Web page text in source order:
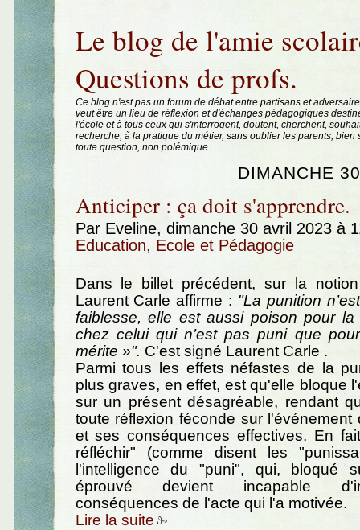
Le blog de l'amie
Questions de profs.
Ce blog n'est pas un forum de débat entre partisans et
veut être un lieu de réflexion et d'échanges pédagogiques
l'école et à tous ceux qui s'interrogent, doutent, cherchent,
recherche, à la pratique du métier, sans oublier les parents, bien
toute question, non polémique...
DIMANCHE
Anticiper : ça doit s'apprendre.
Par Eveline, dimanche 30 avril 2023 à
Education, Ecole et Pédagogie
Dans le billet précédent, sur la
Laurent Carle affirme : "La punition
faiblesse, elle est aussi poison pour la
chez celui qui n’est pas puni que
mérite »". C'est signé Laurent Carle .
Parmi tous les effets néfastes de la
plus graves, en effet, est qu'elle bloque
sur un présent désagréable, rendant
toute réflexion féconde sur l'événement
et ses conséquences effectives. En
réfléchir" (comme disent les
l'intelligence du "puni", qui, bloqué
éprouvé devient incapable
conséquences de l'acte qui l'a motivée.
Lire la suite